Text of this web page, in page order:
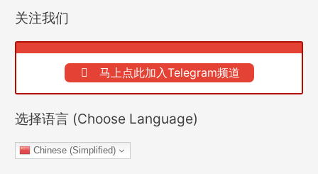
关注我们
马上点此加入Telegram频道
选择语言 (Choose Language)
Chinese (Simplified)